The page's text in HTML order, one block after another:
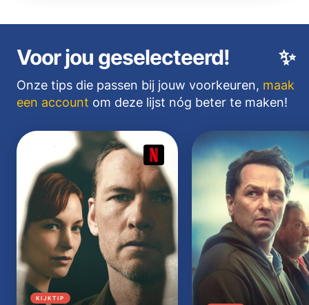
✨
Voor jou geselecteerd!
Onze tips die passen bij jouw voorkeuren, maak
een account om deze lijst nóg beter te maken!
KIJKTIP